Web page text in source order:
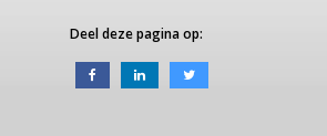
Deel deze pagina op: